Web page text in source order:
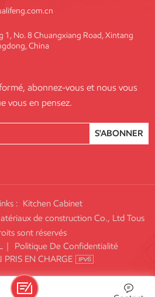
1, No. 8 Chuangxiang Road, Xintang
China
abonnez-vous et nous vous
vous en pensez.
S'ABONNER
: Kitchen Cabinet
de construction Co., Ltd Tous
sont réservés
|
Politique De Confidentialité
PRIS EN CHARGE